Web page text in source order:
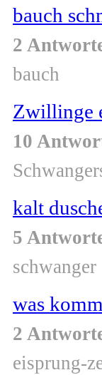
bauch
2
bauch
Zwillinge
10
kalt
5
schwanger
was
2
eisprung-